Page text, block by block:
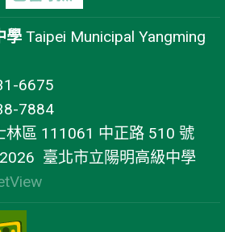
學 Taipei Municipal Yangming
6675
7884
林區 111061 中正路 510 號
臺北市立陽明高級中學